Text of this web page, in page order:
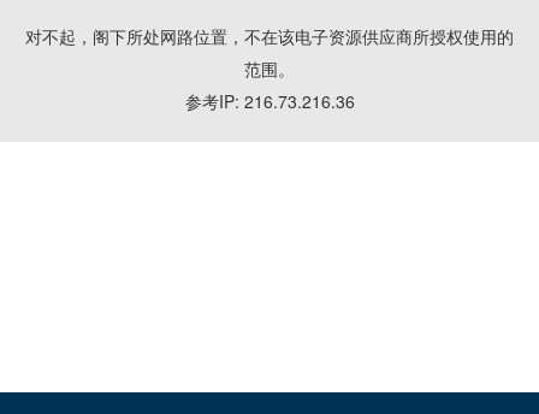
对不起，阁下所处网路位置，不在该电子资源供应商所授权使用的
范围。
参考IP: 216.73.216.36